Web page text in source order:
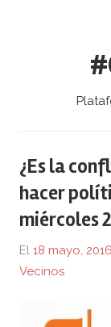
¿Es la
hacer
miércoles
El 18 mayo, 2016
Vecinos